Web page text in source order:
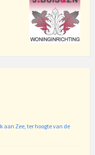
Zee, ter hoogte van de